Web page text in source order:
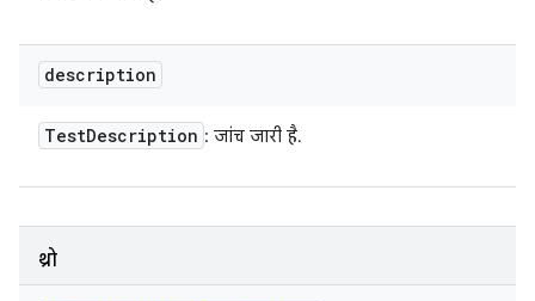
description
TestDescription : जांच जारी है.
थ्रो